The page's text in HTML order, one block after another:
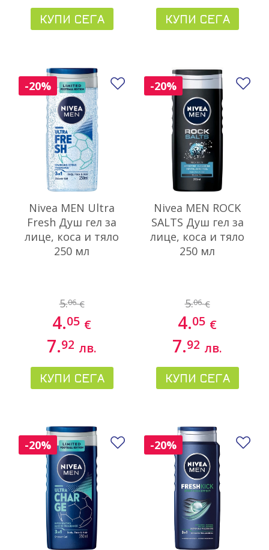
КУПИ СЕГА КУПИ СЕГА
Nivea MEN Ultra
Fresh Душ гел за
лице, коса и тяло
250 мл
5.06 €
4.05 €
7.92 лв.
КУПИ СЕГА
-20% Добави в любими
Nivea MEN ROCK
SALTS Душ гел за
лице, коса и тяло
250 мл
5.06 €
4.05 €
7.92 лв.
КУПИ СЕГА
-20%
-20% Добави в любими
-20%